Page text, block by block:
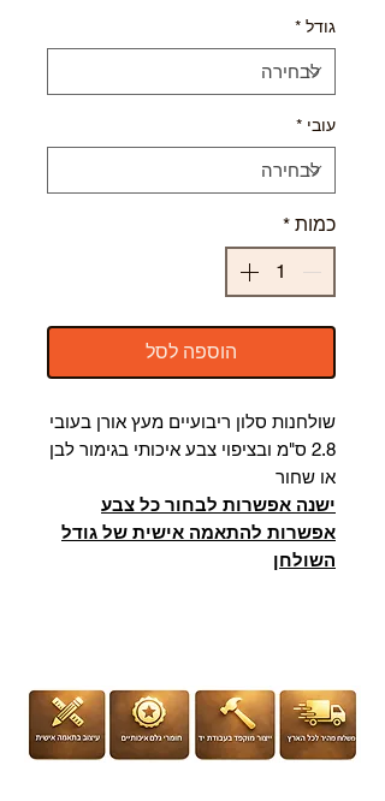
גודל *
עובי *
כמות *
הוספה לסל
שולחנות סלון ריבועיים מעץ אורן בעובי
2.8 ס"מ ובציפוי צבע איכותי בגימור לבן
או שחור
ישנה אפשרות לבחור כל צבע
אפשרות להתאמה אישית של גודל
השולחן